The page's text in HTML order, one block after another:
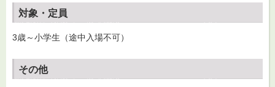
対象・定員
3歳～小学生（途中入場不可）
その他